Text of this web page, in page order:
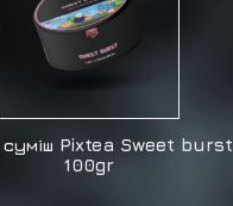
суміш Pixtea Sweet burst
100gr